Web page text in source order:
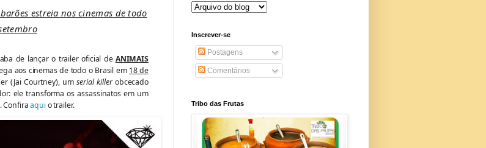
estreia nos cinemas de todo
de lançar o trailer oficial de ANIMAIS
aos cinemas de todo o Brasil em 18 de
(Jai Courtney), umserial killerobcecado
ele transforma os assassinatos em um
Confiraaquio trailer.
Inscrever-se
Postagens
Comentários
Tribo das Frutas